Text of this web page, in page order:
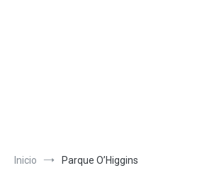
Inicio Parque O’Higgins